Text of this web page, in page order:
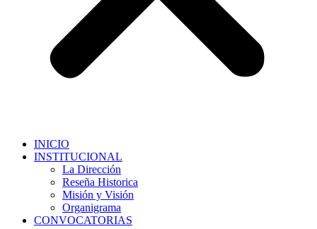
INICIO
INSTITUCIONAL
La Dirección
Reseña Historica
Misión y Visión
Organigrama
CONVOCATORIAS